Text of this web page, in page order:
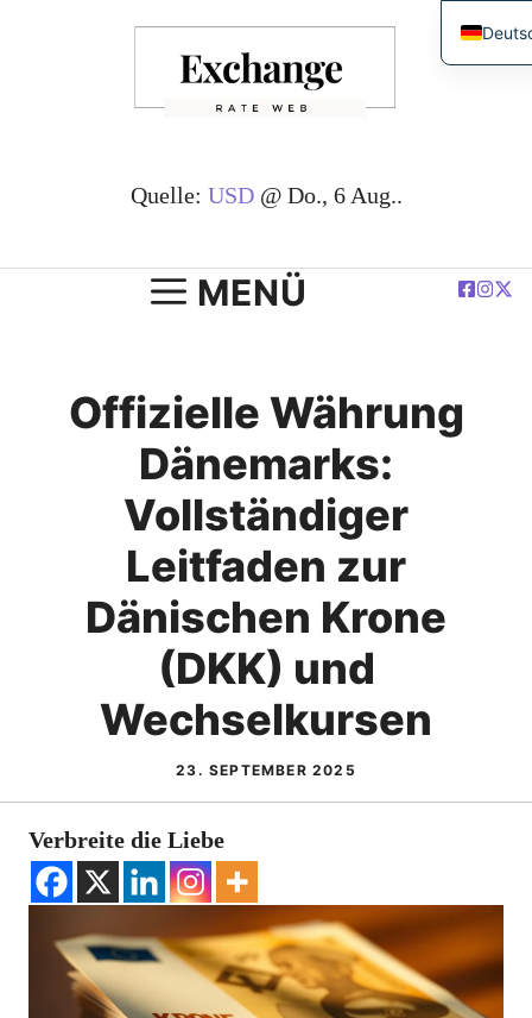
Quelle: USD@ Do., 6 Aug..
MENÜ
Offizielle Währung
Dänemarks:
Vollständiger
Leitfaden zur
Dänischen Krone
(DKK) und
Wechselkursen
23. SEPTEMBER 2025
Verbreite die Liebe
Polski